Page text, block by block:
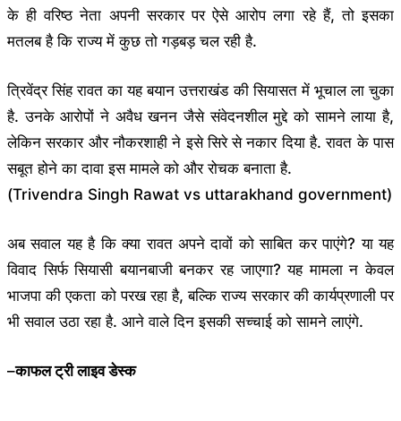
के ही वरिष्ठ नेता अपनी सरकार पर ऐसे आरोप लगा रहे हैं, तो इसका
मतलब है कि राज्य में कुछ तो गड़बड़ चल रही है.
त्रिवेंद्र सिंह रावत का यह बयान उत्तराखंड की सियासत में भूचाल ला चुका
है. उनके आरोपों ने अवैध खनन जैसे संवेदनशील मुद्दे को सामने लाया है,
लेकिन सरकार और नौकरशाही ने इसे सिरे से नकार दिया है. रावत के पास
सबूत होने का दावा इस मामले को और रोचक बनाता है.
(Trivendra Singh Rawat vs uttarakhand government)
अब सवाल यह है कि क्या रावत अपने दावों को साबित कर पाएंगे? या यह
विवाद सिर्फ सियासी बयानबाजी बनकर रह जाएगा? यह मामला न केवल
भाजपा की एकता को परख रहा है, बल्कि राज्य सरकार की कार्यप्रणाली पर
भी सवाल उठा रहा है. आने वाले दिन इसकी सच्चाई को सामने लाएंगे.
–काफल ट्री लाइव डेस्क